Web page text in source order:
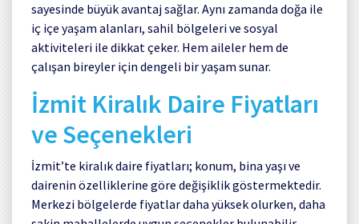
sayesinde büyük avantaj sağlar. Aynı zamanda doğa ile
iç içe yaşam alanları, sahil bölgeleri ve sosyal
aktiviteleri ile dikkat çeker. Hem aileler hem de
çalışan bireyler için dengeli bir yaşam sunar.
İzmit Kiralık Daire Fiyatları
ve Seçenekleri
İzmit’te kiralık daire fiyatları; konum, bina yaşı ve
dairenin özelliklerine göre değişiklik göstermektedir.
Merkezi bölgelerde fiyatlar daha yüksek olurken, daha